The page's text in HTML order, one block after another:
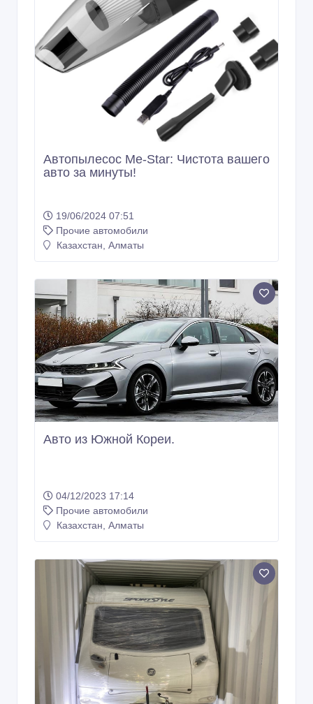
Автопылесос Me-Star: Чистота вашего
авто за минуты!
19/06/2024 07:51
Прочие автомобили
Казахстан, Алматы
Авто из Южной Кореи.
04/12/2023 17:14
Прочие автомобили
Казахстан, Алматы